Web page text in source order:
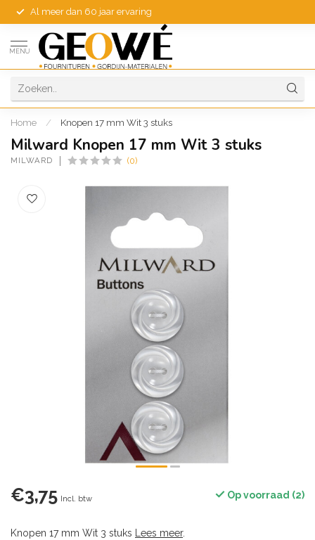
Al meer dan 60 jaar ervaring
MENU
Home / Knopen 17 mm Wit 3 stuks
Milward Knopen 17 mm Wit 3 stuks
MILWARD (0)
€3,75 Incl. btw Op voorraad (2)
Knopen 17 mm Wit 3 stuks Lees meer.